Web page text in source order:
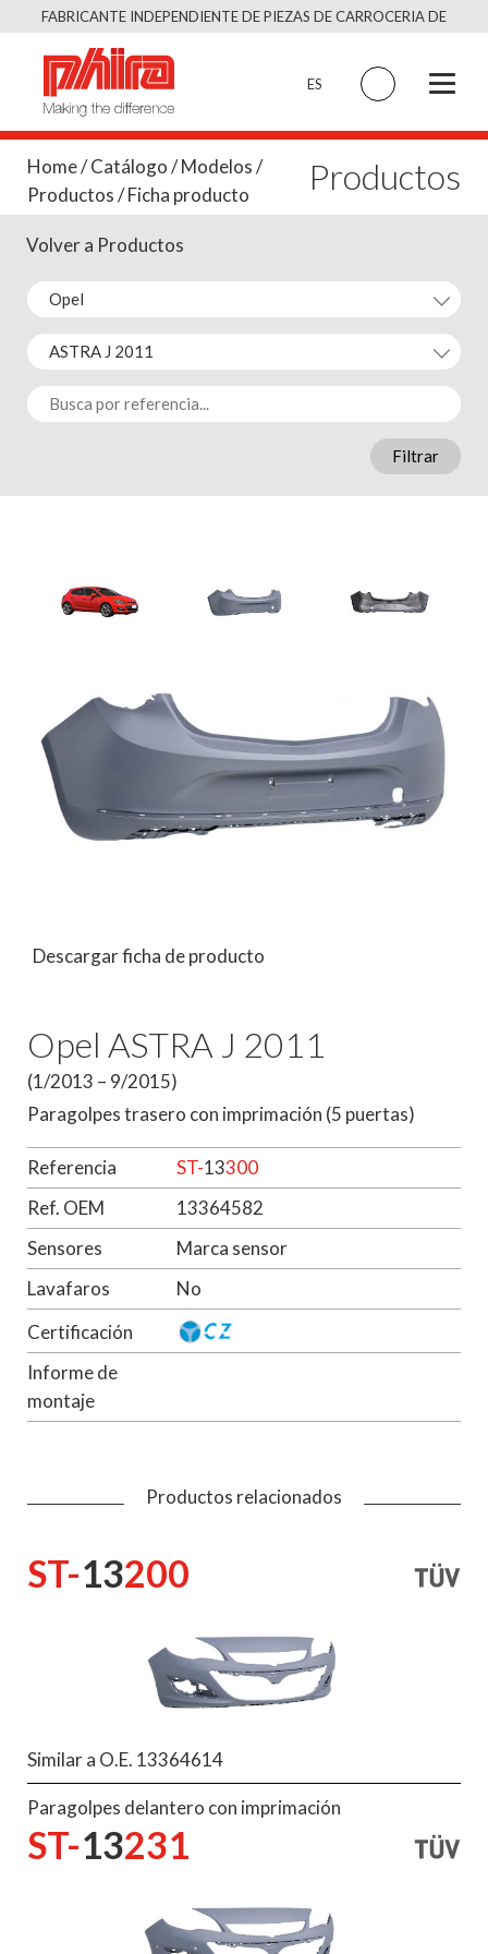
Saltar
FABRICANTE INDEPENDIENTE DE PIEZAS DE CARROCERIA DE
CALIDAD EQUIVALENTE AL ORIGINAL
ES
Home/Catálogo/Modelos/
Productos/ Ficha producto Productos
Volver a Productos
Filtrar
Descargar ficha de producto
Opel ASTRA J 2011
(1/2013 – 9/2015)
Paragolpes trasero con imprimación (5 puertas)
Referencia ST-13300
Ref. OEM
13364582
Sensores
Marca sensor
Lavafaros
No
Certificación
Informe de
montaje
Productos relacionados
ST-13200
Similar a O.E. 13364614
Paragolpes delantero con imprimación
ST-13231